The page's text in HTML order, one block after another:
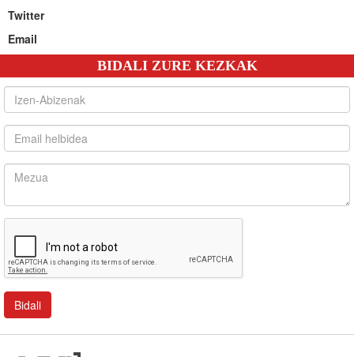
Twitter
Email
BIDALI ZURE KEZKAK